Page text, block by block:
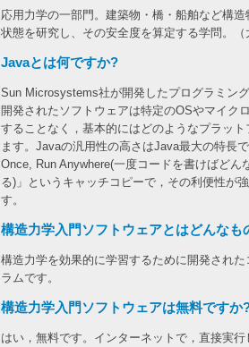
応用力学の一部門。建築物・橋・船舶など構
状態を研究し、その安全度を算定する学問。（
Javaとは何ですか?
Sun Microsystems社が開発したプログラミン
開発されたソフトウェアは特定のOSやマイク
することなく，基本的にはどのようなプラッ
ます。Javaの汎用性の高さはJava最大の特長
Once, Run Anywhere(一度コードを書けばどん
る)」というキャッチコピーで，その利便性が
す。
構造力学入門ソフトウェアとはどんなも
構造力学を効果的に学習するために開発され
ラムです。
構造力学入門ソフトウェアは無料ですか
はい，無料です。インターネットで，直接実